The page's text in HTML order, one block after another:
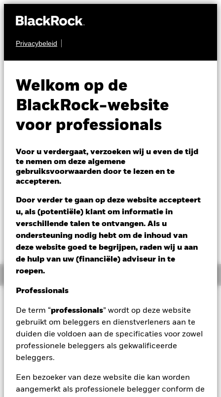
Privacybeleid
Welkom op de
BlackRock-website
voor professionals
Voor u verdergaat, verzoeken wij u even de tijd
te nemen om deze algemene
gebruiksvoorwaarden door te lezen en te
accepteren.
Door verder te gaan op deze website accepteert
u, als (potentiële) klant om informatie in
verschillende talen te ontvangen. Als u
ondersteuning nodig hebt om de inhoud van
deze website goed te begrijpen, raden wij u aan
de hulp van uw (financiële) adviseur in te
roepen.
Professionals
De term “professionals” wordt op deze website
gebruikt om beleggers en dienstverleners aan te
duiden die voldoen aan de specificaties voor zowel
professionele beleggers als gekwalificeerde
beleggers.
Een bezoeker van deze website die kan worden
aangemerkt als professionele belegger conform de
OBLIGATIES
Fixed Maturity Bond
Fund 2029
EUR 10,15
Variatie 52wk: 9,67 - 10,51
Verandering NAV 1 dag per 05/aug/2026
EUR 0,00 (0,00%)
Overzicht
BELANGRIJKE GEGEVENS: Kapitaalrisico.De waarde en
het rendement van beleggingen kunnen dalen en stijgen, en
Alle aandelenklassen met valutahedging van dit fonds
gebruik van derivaten voor een aandelenklasse kan een
potentieel besmettingsrisico (ook bekend als spill-over) voor